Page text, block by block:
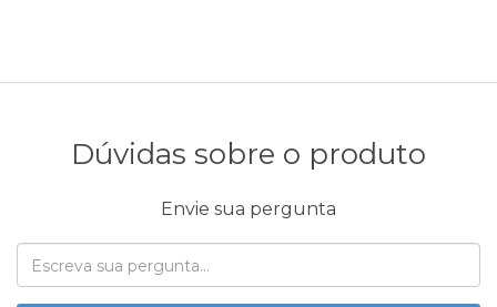
Dúvidas sobre o produto
Envie sua pergunta